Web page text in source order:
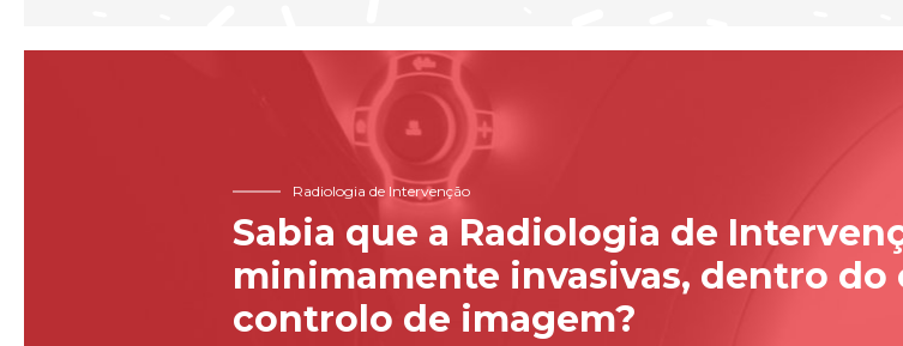
Radiologia de Intervenção
Sabia que a Radiologia de
minimamente invasivas, dentro do
controlo de imagem?